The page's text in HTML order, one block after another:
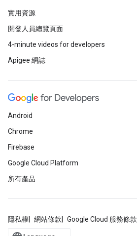
實用資源
開發人員總覽頁面
4-minute videos for developers
Apigee 網誌
Android
Chrome
Firebase
Google Cloud Platform
所有產品
隱私權 網站條款 Google Cloud 服務條款